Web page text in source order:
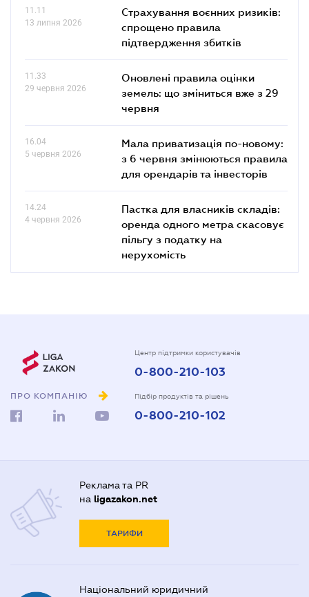
11.11
13 липня 2026
Страхування воєнних ризиків:
спрощено правила
підтвердження збитків
11.33
29 червня 2026
Оновлені правила оцінки
земель: що зміниться вже з 29
червня
16.04
5 червня 2026
Мала приватизація по-новому:
з 6 червня змінюються правила
для орендарів та інвесторів
14.24
4 червня 2026
Пастка для власників складів:
оренда одного метра скасовує
пільгу з податку на
нерухомість
ПРО КОМПАНІЮ
Центр підтримки користувачів
0-800-210-103
Підбір продуктів та рішень
0-800-210-102
Реклама та PR
на ligazakon.net
ТАРИФИ
Національний юридичний